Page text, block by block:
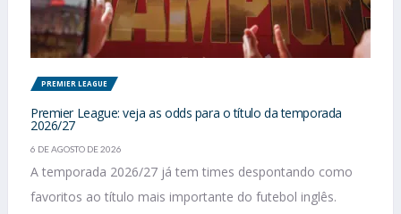
PREMIER LEAGUE
Premier League: veja as odds para o título da temporada
2026/27
6 DE AGOSTO DE 2026
A temporada 2026/27 já tem times despontando como
favoritos ao título mais importante do futebol inglês.